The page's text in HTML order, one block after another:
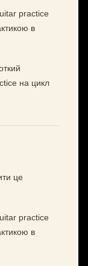
practice
в
на цикл
це
practice
в